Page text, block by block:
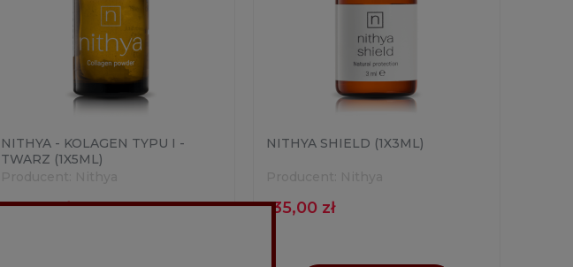
NITHYA - KOLAGEN TYPU I -
TWARZ (1X5ML)
185,00 zł
NITHYA SHIELD (1X3ML)
135,00 zł